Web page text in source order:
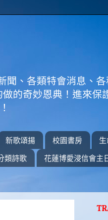
聞、各類特會消息、
的奇妙恩典！進來保
新歌頌揚 校園書房
類詩歌 花蓮博愛浸信會主